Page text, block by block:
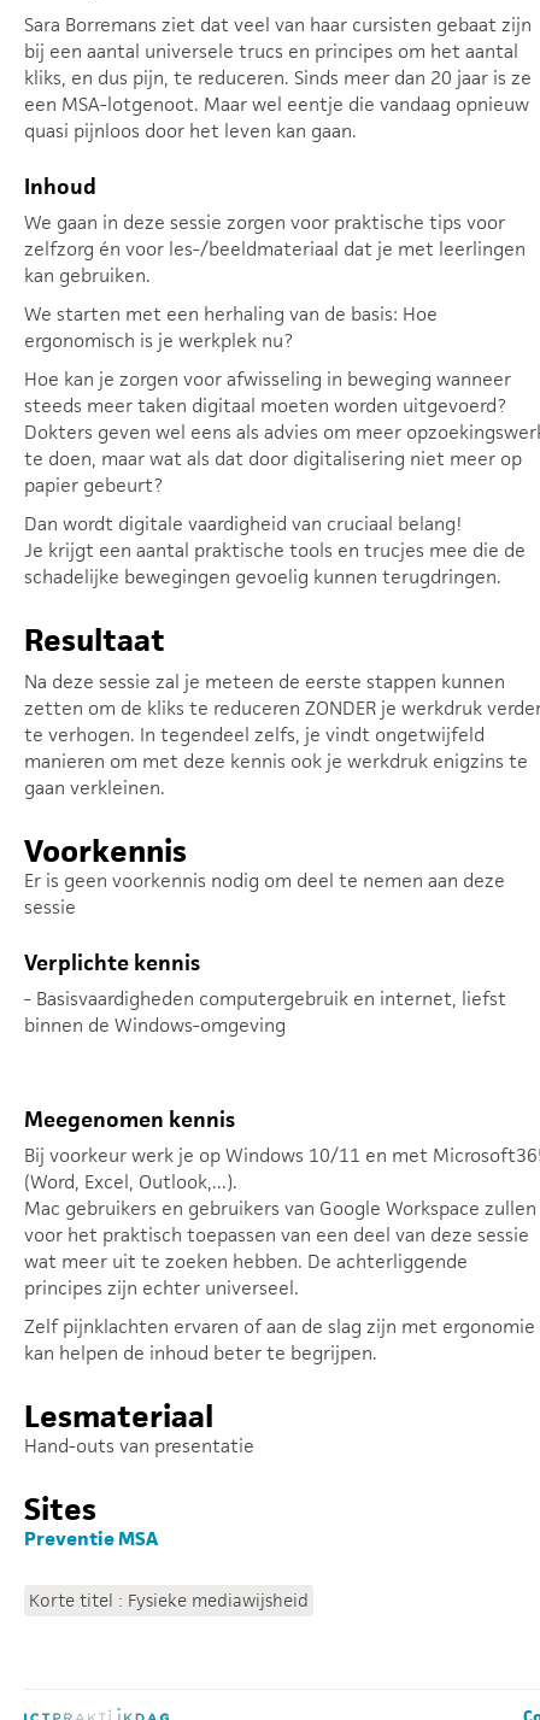
Sara Borremans ziet dat veel van haar cursisten gebaat zijn
bij een aantal universele trucs en principes om het aantal
kliks, en dus pijn, te reduceren. Sinds meer dan 20 jaar is ze
een MSA-lotgenoot. Maar wel eentje die vandaag opnieuw
quasi pijnloos door het leven kan gaan.
Inhoud
We gaan in deze sessie zorgen voor praktische tips voor
zelfzorg én voor les-/beeldmateriaal dat je met leerlingen
kan gebruiken.
We starten met een herhaling van de basis: Hoe
ergonomisch is je werkplek nu?
Hoe kan je zorgen voor afwisseling in beweging wanneer
steeds meer taken digitaal moeten worden uitgevoerd?
Dokters geven wel eens als advies om meer
te doen, maar wat als dat door digitalisering niet meer op
papier gebeurt?
Dan wordt digitale vaardigheid van cruciaal belang!
Je krijgt een aantal praktische tools en trucjes mee die de
schadelijke bewegingen gevoelig kunnen terugdringen.
Resultaat
Na deze sessie zal je meteen de eerste stappen kunnen
zetten om de kliks te reduceren ZONDER je werkdruk
te verhogen. In tegendeel zelfs, je vindt ongetwijfeld
manieren om met deze kennis ook je werkdruk enigzins te
gaan verkleinen.
Voorkennis
Er is geen voorkennis nodig om deel te nemen aan deze
sessie
Verplichte kennis
- Basisvaardigheden computergebruik en internet, liefst
binnen de Windows-omgeving
Meegenomen kennis
Bij voorkeur werk je op Windows 10/11 en met
(Word, Excel, Outlook,...).
Mac gebruikers en gebruikers van Google Workspace zullen
voor het praktisch toepassen van een deel van deze sessie
wat meer uit te zoeken hebben. De achterliggende
principes zijn echter universeel.
Zelf pijnklachten ervaren of aan de slag zijn met ergonomie
kan helpen de inhoud beter te begrijpen.
Lesmateriaal
Hand-outs van presentatie
Sites
Preventie MSA
Korte titel : Fysieke mediawijsheid